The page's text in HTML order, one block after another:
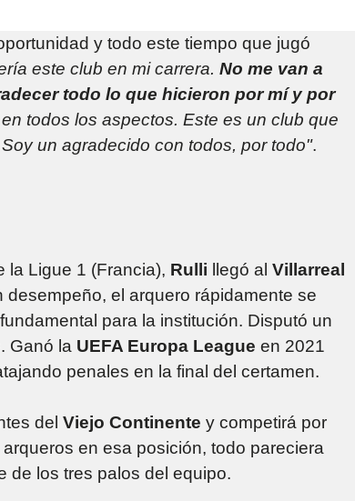
y todo este tiempo que jugó
este club en mi carrera. No me van a
todo lo que hicieron por mí y por
todos los aspectos. Este es un club que
un agradecido con todos, por todo".
la Ligue 1 (Francia), Rulli llegó al Villarreal
el arquero rápidamente se
para la institución. Disputó un
Ganó la UEFA Europa League en 2021
penales en la final del certamen.
del Viejo Continente y competirá por
en esa posición, todo pareciera
de los tres palos del equipo.